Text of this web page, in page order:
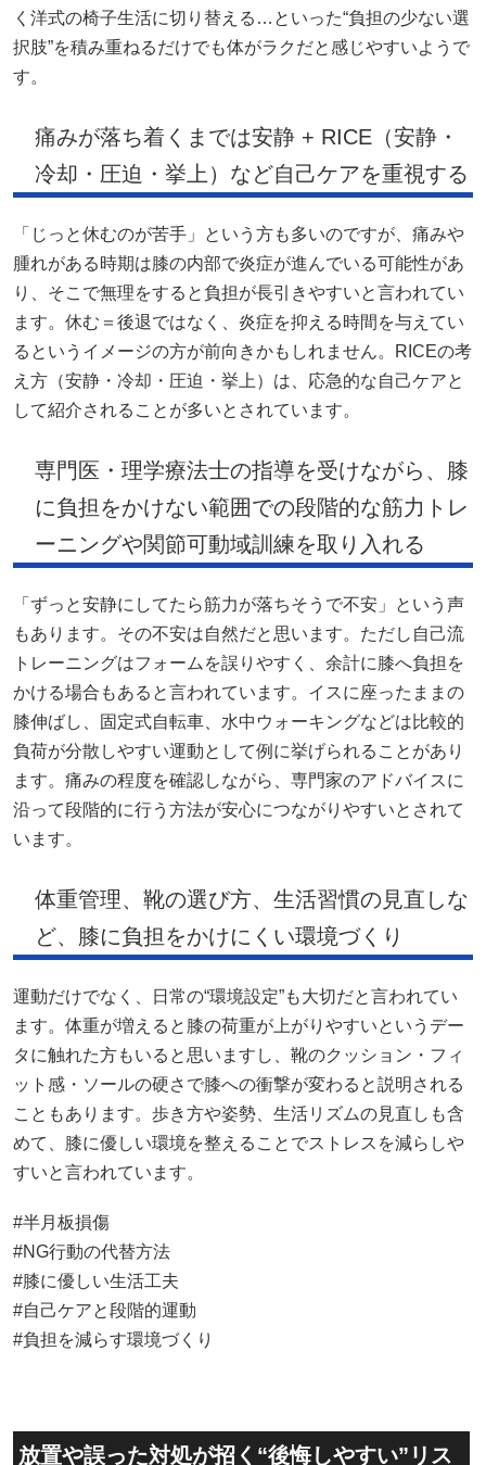
く洋式の椅子生活に切り替える…といった“負担の少ない選
択肢”を積み重ねるだけでも体がラクだと感じやすいようで
す。
痛みが落ち着くまでは安静 + RICE（安静・
冷却・圧迫・挙上）など自己ケアを重視する
「じっと休むのが苦手」という方も多いのですが、痛みや
腫れがある時期は膝の内部で炎症が進んでいる可能性があ
り、そこで無理をすると負担が長引きやすいと言われてい
ます。休む＝後退ではなく、炎症を抑える時間を与えてい
るというイメージの方が前向きかもしれません。RICEの考
え方（安静・冷却・圧迫・挙上）は、応急的な自己ケアと
して紹介されることが多いとされています。
専門医・理学療法士の指導を受けながら、膝
に負担をかけない範囲での段階的な筋力トレ
ーニングや関節可動域訓練を取り入れる
「ずっと安静にしてたら筋力が落ちそうで不安」という声
もあります。その不安は自然だと思います。ただし自己流
トレーニングはフォームを誤りやすく、余計に膝へ負担を
かける場合もあると言われています。イスに座ったままの
膝伸ばし、固定式自転車、水中ウォーキングなどは比較的
負荷が分散しやすい運動として例に挙げられることがあり
ます。痛みの程度を確認しながら、専門家のアドバイスに
沿って段階的に行う方法が安心につながりやすいとされて
います。
体重管理、靴の選び方、生活習慣の見直しな
ど、膝に負担をかけにくい環境づくり
運動だけでなく、日常の“環境設定”も大切だと言われてい
ます。体重が増えると膝の荷重が上がりやすいというデー
タに触れた方もいると思いますし、靴のクッション・フィ
ット感・ソールの硬さで膝への衝撃が変わると説明される
こともあります。歩き方や姿勢、生活リズムの見直しも含
めて、膝に優しい環境を整えることでストレスを減らしや
すいと言われています。
#半月板損傷
#NG行動の代替方法
#膝に優しい生活工夫
#自己ケアと段階的運動
#負担を減らす環境づくり
放置や誤った対処が招く“後悔しやすい”リス